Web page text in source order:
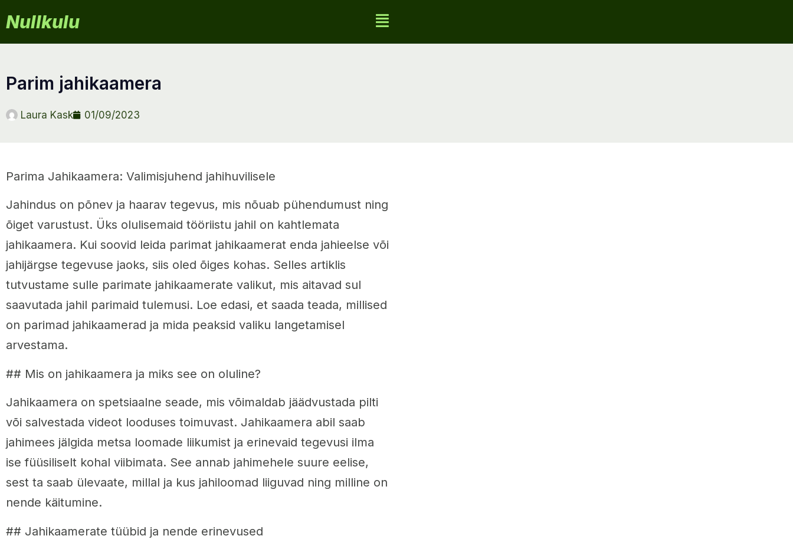
Nullkulu
parim jahikaamera
Laura Kask 01/09/2023
Parima Jahikaamera: Valimisjuhend jahihuvilisele
Jahindus on põnev ja haarav tegevus, mis nõuab pühendumust ning
õiget varustust. Üks olulisemaid tööriistu jahil on kahtlemata
jahikaamera. Kui soovid leida parimat jahikaamerat enda jahieelse või
jahijärgse tegevuse jaoks, siis oled õiges kohas. Selles artiklis
tutvustame sulle parimate jahikaamerate valikut, mis aitavad sul
saavutada jahil parimaid tulemusi. Loe edasi, et saada teada, millised
on parimad jahikaamerad ja mida peaksid valiku langetamisel
arvestama.
## Mis on jahikaamera ja miks see on oluline?
Jahikaamera on spetsiaalne seade, mis võimaldab jäädvustada pilti
või salvestada videot looduses toimuvast. Jahikaamera abil saab
jahimees jälgida metsa loomade liikumist ja erinevaid tegevusi ilma
ise füüsiliselt kohal viibimata. See annab jahimehele suure eelise,
sest ta saab ülevaate, millal ja kus jahiloomad liiguvad ning milline on
nende käitumine.
## Jahikaamerate tüübid ja nende erinevused